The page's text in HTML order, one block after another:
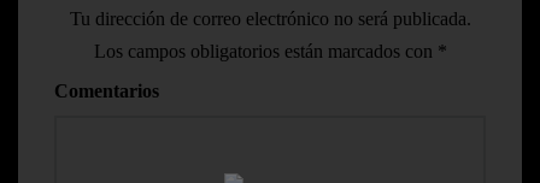
Tu dirección de correo electrónico no será publicada.
Los campos obligatorios están marcados con *
Comentarios